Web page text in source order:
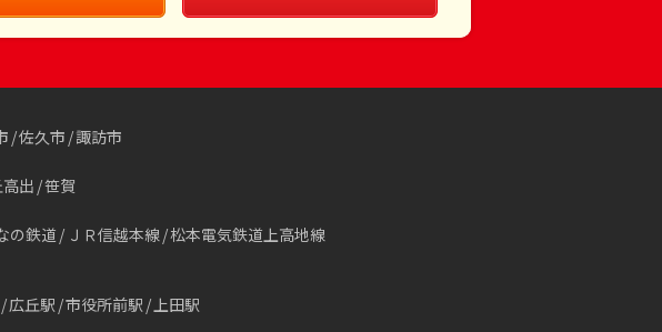
佐久市 諏訪市
出 笹賀
の鉄道 ＪＲ信越本線 松本電気鉄道上高地線
広丘駅 市役所前駅 上田駅